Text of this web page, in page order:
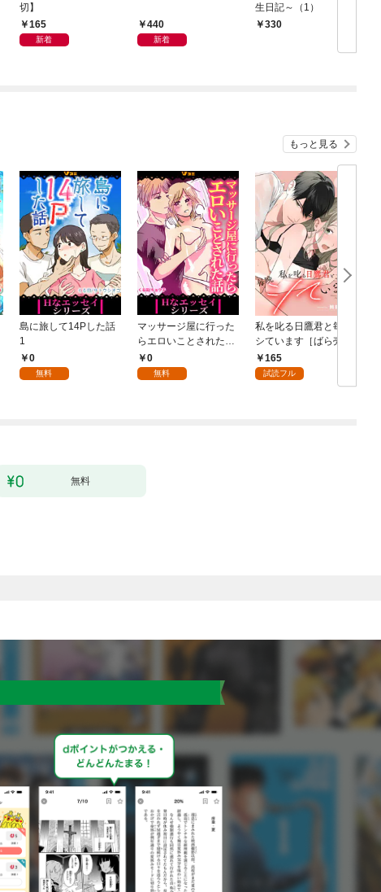
切】
165
新着
440
新着
生日記～（1）
330
もっと見る
島に旅して14Pした話
1
0
無料
マッサージ屋に行った
らエロいことされた話
1 0
無料
私を叱る日鷹君と毎晩
シています［ばら売
り］ 第1話
165
試読フル
無料